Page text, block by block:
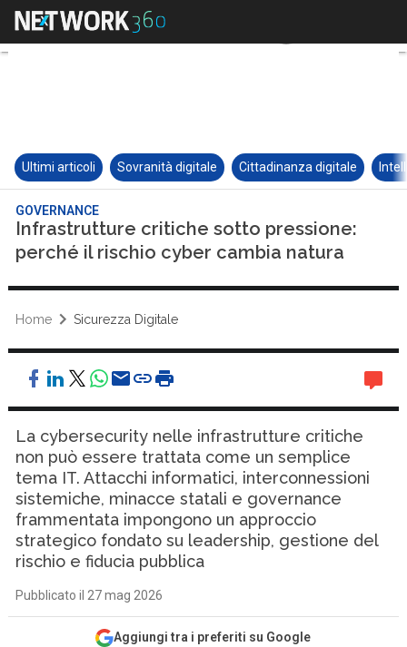
Ultimi articoli Sovranità digitale Cittadinanza digitale
GOVERNANCE
Infrastrutture critiche sotto pressione:
perché il rischio cyber cambia natura
Home Sicurezza Digitale
La cybersecurity nelle infrastrutture critiche
non può essere trattata come un semplice
tema IT. Attacchi informatici, interconnessioni
sistemiche, minacce statali e governance
frammentata impongono un approccio
strategico fondato su leadership, gestione del
rischio e fiducia pubblica
Pubblicato il 27 mag 2026
Aggiungi tra i preferiti su Google